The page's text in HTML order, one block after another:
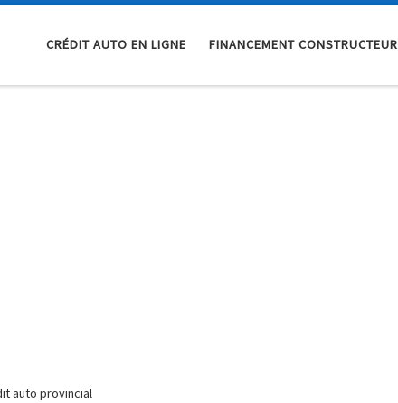
CRÉDIT AUTO EN LIGNE FINANCEMENT CONSTRUCTEUR
auto provincial